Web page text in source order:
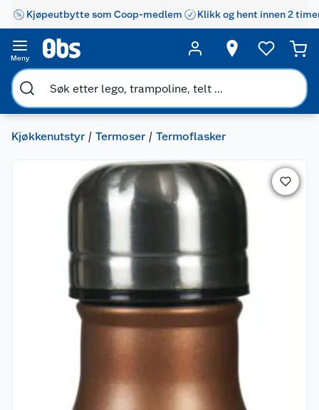
Kjøpeutbytte som Coop-medlem Klikk og hent innen 2
Meny
Kjøkkenutstyr Termoser Termoflasker